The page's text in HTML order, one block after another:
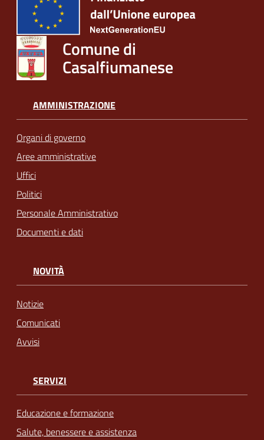
Comune di
Casalfiumanese
AMMINISTRAZIONE
Organi di governo
Aree amministrative
Uffici
Politici
Personale Amministrativo
Documenti e dati
NOVITÀ
Notizie
Comunicati
Avvisi
SERVIZI
Educazione e formazione
Salute, benessere e assistenza